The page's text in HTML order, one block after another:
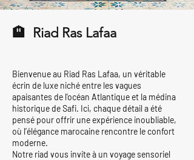
🏨 Riad Ras Lafaa
Bienvenue au Riad Ras Lafaa, un véritable
écrin de luxe niché entre les vagues
apaisantes de l'océan Atlantique et la médina
historique de Safi. Ici, chaque détail a été
pensé pour offrir une expérience inoubliable,
où l’élégance marocaine rencontre le confort
moderne.
Notre riad vous invite à un voyage sensoriel